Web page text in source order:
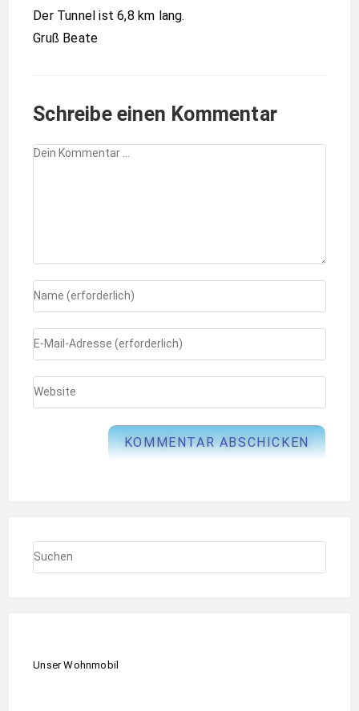
Der Tunnel ist 6,8 km lang.
Gruß Beate
Schreibe einen Kommentar
Unser Wohnmobil